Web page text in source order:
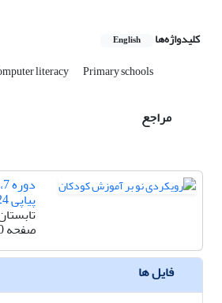
کلیدواژه‌ها English
literacy Primary schools
مراجع
پیاپی 24
تابستان
صفحه
فایل ها